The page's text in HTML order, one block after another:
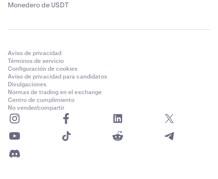
Sí - utilizando FIFO, los clientes pueden confiar en sus propios
7
Comprueba si 1f es solo efectivo
Sí
Sí
8
Monedero de USDT
Aviso de privacidad
Términos de servicio
Configuración de cookies
Aviso de privacidad para candidatos
Divulgaciones
Normas de trading en el exchange
Centro de cumplimiento
No vender/compartir